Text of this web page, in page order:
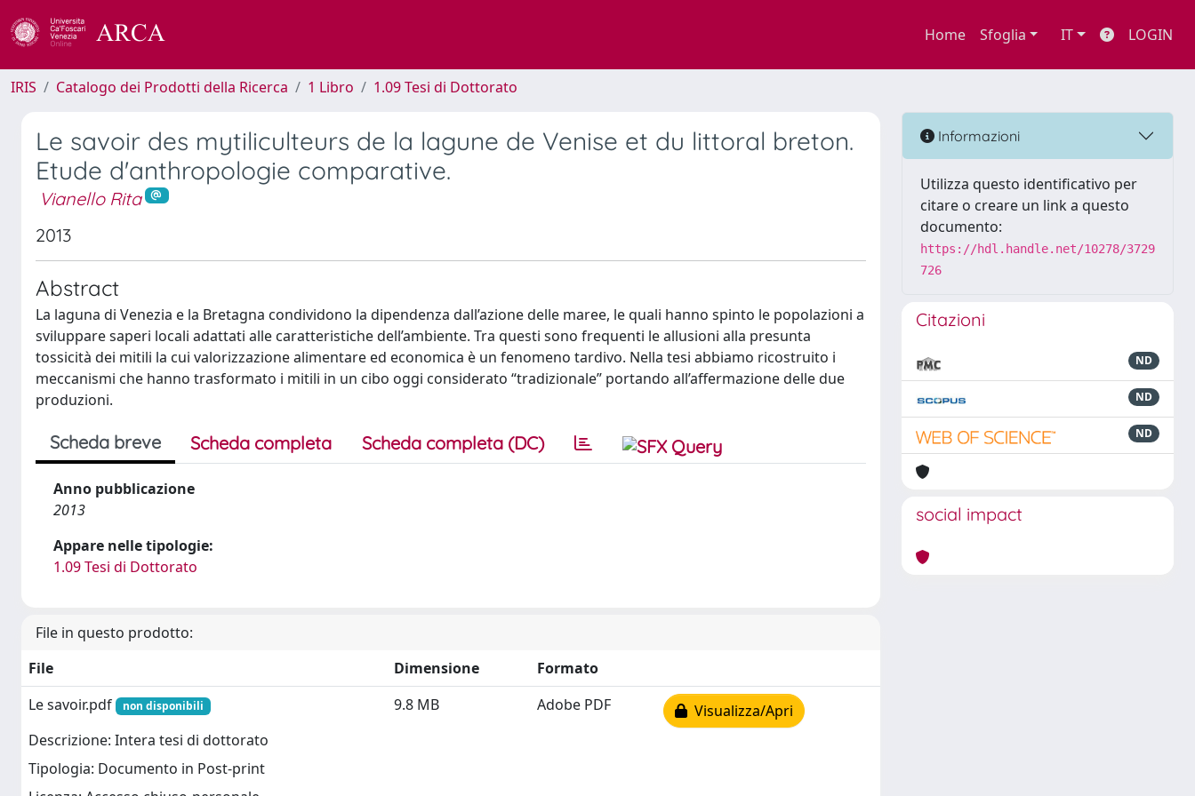
Home Sfoglia IT LOGIN
IRIS Catalogo dei Prodotti della Ricerca 1 Libro 1.09 Tesi di Dottorato
Le savoir des mytiliculteurs de la lagune de Venise et du littoral breton.
Etude d'anthropologie comparative.
Vianello Rita
2013
Abstract
La laguna di Venezia e la Bretagna condividono la dipendenza dall’azione delle maree, le quali hanno spinto le popolazioni a
sviluppare saperi locali adattati alle caratteristiche dell’ambiente. Tra questi sono frequenti le allusioni alla presunta
tossicità dei mitili la cui valorizzazione alimentare ed economica è un fenomeno tardivo. Nella tesi abbiamo ricostruito i
meccanismi che hanno trasformato i mitili in un cibo oggi considerato “tradizionale” portando all’affermazione delle due
produzioni.
Scheda breve Scheda completa Scheda completa (DC)
Anno pubblicazione
2013
Appare nelle tipologie:
1.09 Tesi di Dottorato
File in questo prodotto:
File
Dimensione
Formato
Le savoir.pdf
non disponibili
Descrizione: Intera tesi di dottorato
Tipologia: Documento in Post-print
9.8 MB Adobe PDF Visualizza/Apri
Informazioni
Utilizza questo identificativo per
citare o creare un link a questo
documento:
https://hdl.handle.net/10278/3729
726
Citazioni
ND
ND
ND
social impact